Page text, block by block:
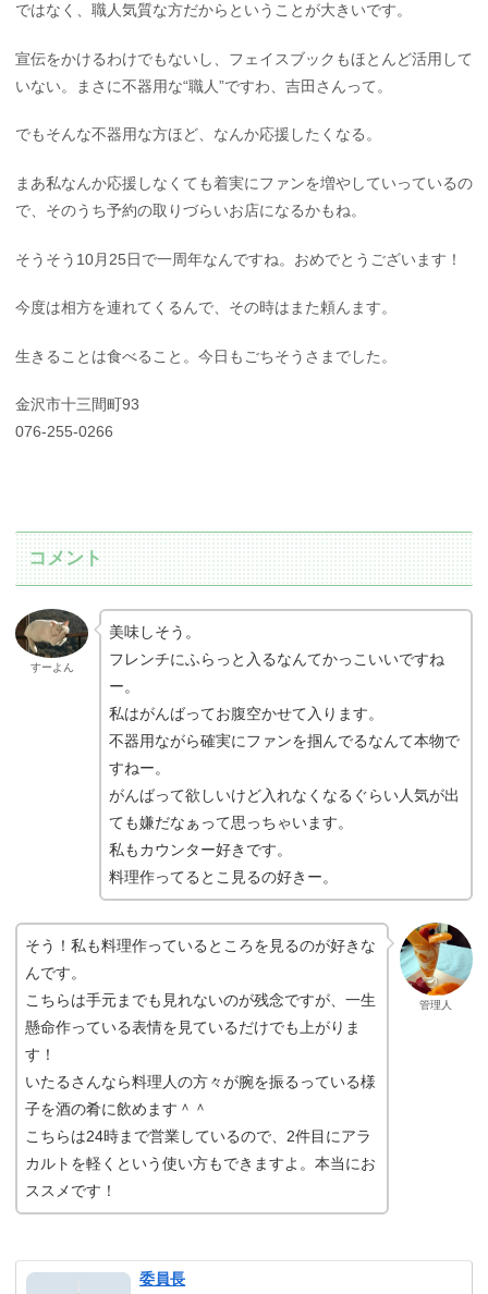
ではなく、職人気質な方だからということが大きいです。
宣伝をかけるわけでもないし、フェイスブックもほとんど活用して
いない。まさに不器用な“職人”ですわ、吉田さんって。
でもそんな不器用な方ほど、なんか応援したくなる。
まあ私なんか応援しなくても着実にファンを増やしていっているの
で、そのうち予約の取りづらいお店になるかもね。
そうそう10月25日で一周年なんですね。おめでとうございます！
今度は相方を連れてくるんで、その時はまた頼んます。
生きることは食べること。今日もごちそうさまでした。
金沢市十三間町93
076-255-0266
コメント
すーよん
美味しそう。
フレンチにふらっと入るなんてかっこいいですね
ー。
私はがんばってお腹空かせて入ります。
不器用ながら確実にファンを掴んでるなんて本物で
すねー。
がんばって欲しいけど入れなくなるぐらい人気が出
ても嫌だなぁって思っちゃいます。
私もカウンター好きです。
料理作ってるとこ見るの好きー。
管理人
そう！私も料理作っているところを見るのが好きな
んです。
こちらは手元までも見れないのが残念ですが、一生
懸命作っている表情を見ているだけでも上がりま
す！
いたるさんなら料理人の方々が腕を振るっている様
子を酒の肴に飲めます＾＾
こちらは24時まで営業しているので、2件目にアラ
カルトを軽くという使い方もできますよ。本当にお
ススメです！
委員長